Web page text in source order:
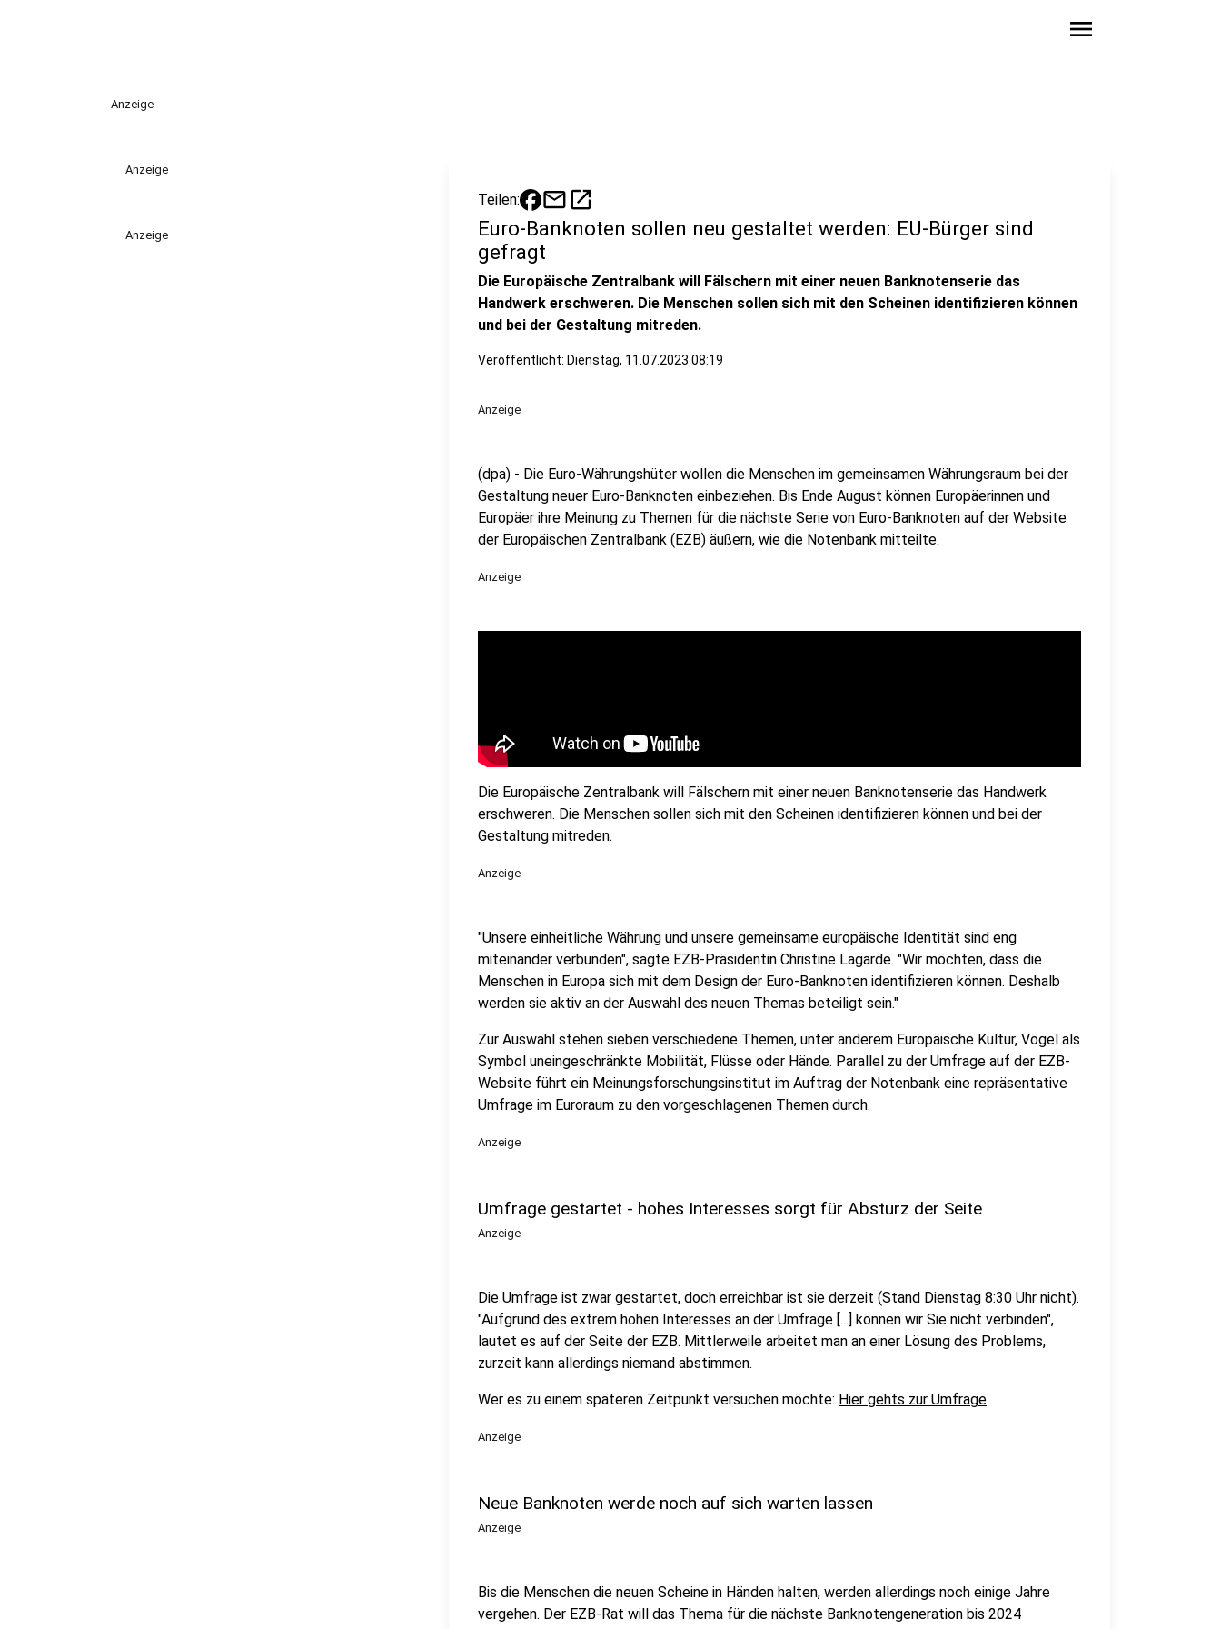
menu
Anzeige
Anzeige
Anzeige
Teilen: mailopen_in_new
Euro-Banknoten sollen neu gestaltet werden: EU-Bürger sind
gefragt
Die Europäische Zentralbank will Fälschern mit einer neuen Banknotenserie das
Handwerk erschweren. Die Menschen sollen sich mit den Scheinen identifizieren können
und bei der Gestaltung mitreden.
Veröffentlicht: Dienstag, 11.07.2023 08:19
Anzeige
(dpa) - Die Euro-Währungshüter wollen die Menschen im gemeinsamen Währungsraum bei der
Gestaltung neuer Euro-Banknoten einbeziehen. Bis Ende August können Europäerinnen und
Europäer ihre Meinung zu Themen für die nächste Serie von Euro-Banknoten auf der Website
der Europäischen Zentralbank (EZB) äußern, wie die Notenbank mitteilte.
Anzeige
Die Europäische Zentralbank will Fälschern mit einer neuen Banknotenserie das Handwerk
erschweren. Die Menschen sollen sich mit den Scheinen identifizieren können und bei der
Gestaltung mitreden.
Anzeige
"Unsere einheitliche Währung und unsere gemeinsame europäische Identität sind eng
miteinander verbunden", sagte EZB-Präsidentin Christine Lagarde. "Wir möchten, dass die
Menschen in Europa sich mit dem Design der Euro-Banknoten identifizieren können. Deshalb
werden sie aktiv an der Auswahl des neuen Themas beteiligt sein."
Zur Auswahl stehen sieben verschiedene Themen, unter anderem Europäische Kultur, Vögel als
Symbol uneingeschränkte Mobilität, Flüsse oder Hände. Parallel zu der Umfrage auf der EZB-
Website führt ein Meinungsforschungsinstitut im Auftrag der Notenbank eine repräsentative
Umfrage im Euroraum zu den vorgeschlagenen Themen durch.
Anzeige
Umfrage gestartet - hohes Interesses sorgt für Absturz der Seite
Anzeige
Die Umfrage ist zwar gestartet, doch erreichbar ist sie derzeit (Stand Dienstag 8:30 Uhr nicht).
"Aufgrund des extrem hohen Interesses an der Umfrage [...] können wir Sie nicht verbinden",
lautet es auf der Seite der EZB. Mittlerweile arbeitet man an einer Lösung des Problems,
zurzeit kann allerdings niemand abstimmen.
Wer es zu einem späteren Zeitpunkt versuchen möchte: Hier gehts zur Umfrage.
Anzeige
Neue Banknoten werde noch auf sich warten lassen
Anzeige
Bis die Menschen die neuen Scheine in Händen halten, werden allerdings noch einige Jahre
vergehen. Der EZB-Rat will das Thema für die nächste Banknotengeneration bis 2024